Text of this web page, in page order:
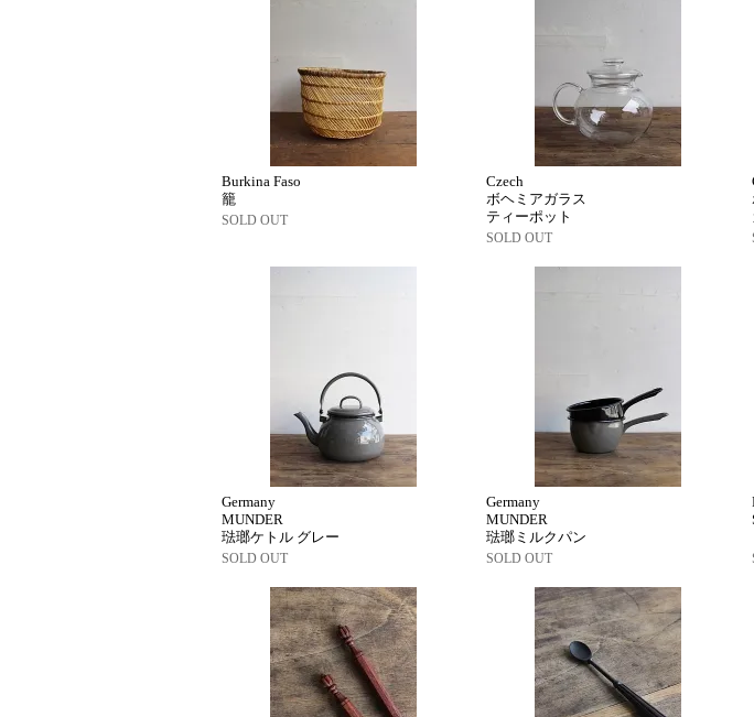
Burkina Faso
籠
SOLD OUT
Czech
ボヘミアガラス
ティーポット
SOLD OUT
Germany
MUNDER
琺瑯ケトル グレー
SOLD OUT
Germany
MUNDER
琺瑯ミルクパン
SOLD OUT